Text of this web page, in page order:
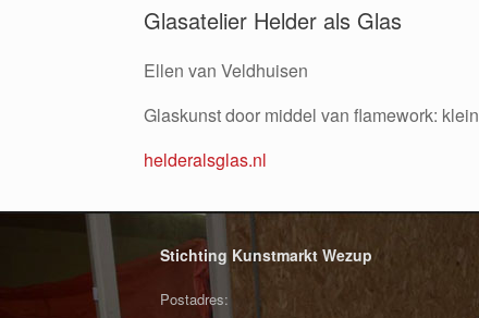
Glasatelier Helder als Glas
Ellen van Veldhuisen
Glaskunst door middel van flamework:
helderalsglas.nl
Stichting Kunstmarkt Wezup
Postadres: